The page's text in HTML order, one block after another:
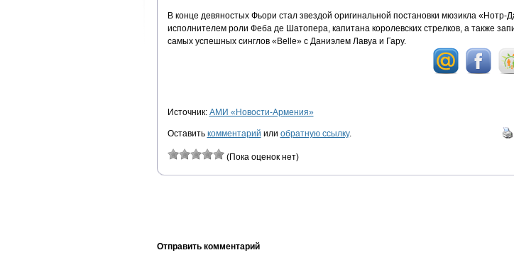
В конце девяностых Фьори стал звездой оригинальной постановки мюзикла «Нотр-
исполнителем роли Феба де Шатопера, капитана королевских стрелков, а также
самых успешных синглов «Belle» с Даниэлем Лавуа и Гару.
Источник: АМИ «Новости-Армения»
Оставить комментарий или обратную ссылку.
(Пока оценок нет)
Отправить комментарий